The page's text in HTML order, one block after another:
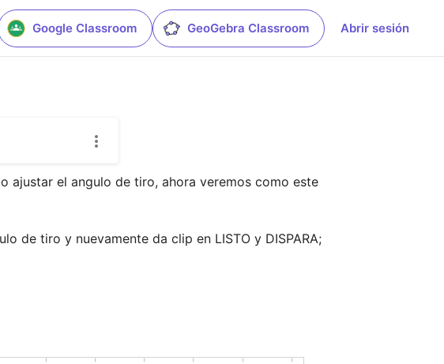
Google Classroom GeoGebra Classroom Abrir sesión
ajustar el angulo de tiro, ahora veremos como este
de tiro y nuevamente da clip en LISTO y DISPARA;